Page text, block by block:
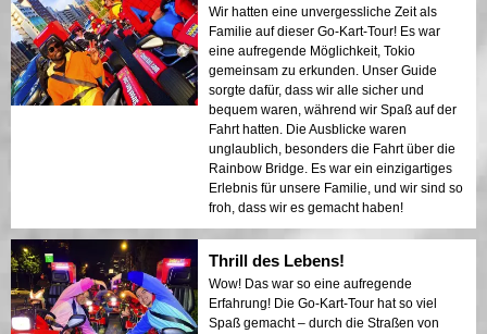
Wir hatten eine unvergessliche Zeit als
Familie auf dieser Go-Kart-Tour! Es war
eine aufregende Möglichkeit, Tokio
gemeinsam zu erkunden. Unser Guide
sorgte dafür, dass wir alle sicher und
bequem waren, während wir Spaß auf der
Fahrt hatten. Die Ausblicke waren
unglaublich, besonders die Fahrt über die
Rainbow Bridge. Es war ein einzigartiges
Erlebnis für unsere Familie, und wir sind so
froh, dass wir es gemacht haben!
Thrill des Lebens!
Wow! Das war so eine aufregende
Erfahrung! Die Go-Kart-Tour hat so viel
Spaß gemacht – durch die Straßen von